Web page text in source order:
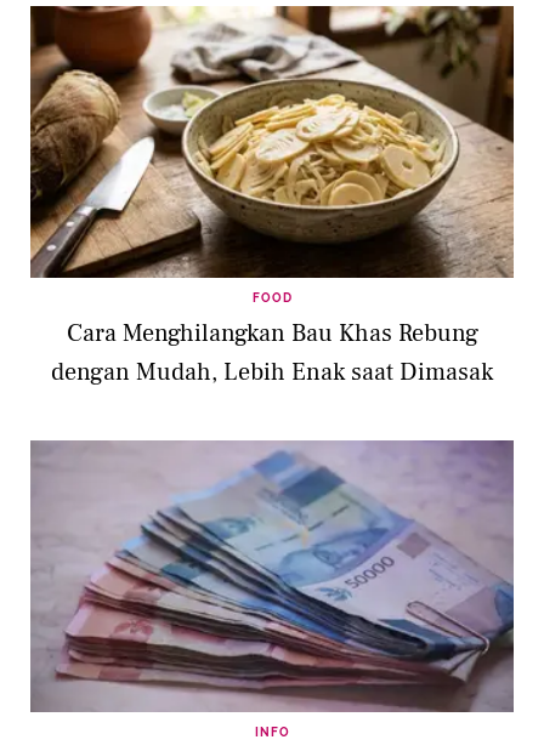
FOOD
Cara Menghilangkan Bau Khas Rebung
dengan Mudah, Lebih Enak saat Dimasak
INFO